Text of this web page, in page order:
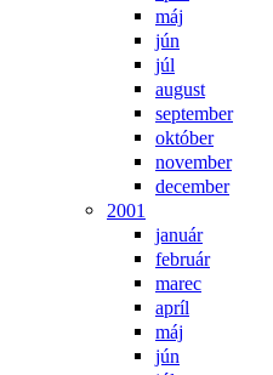
máj
jún
júl
august
september
október
november
december
2001
január
február
marec
apríl
máj
jún